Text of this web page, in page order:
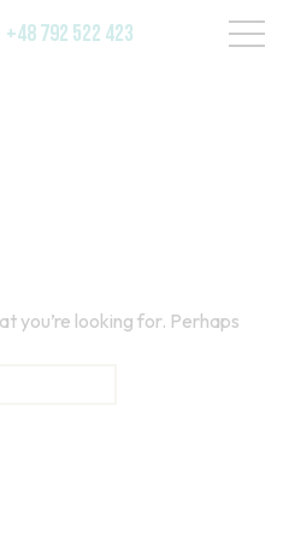
+48 792 522 423
you’re looking for. Perhaps